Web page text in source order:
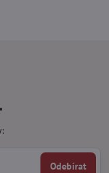
Odebírat